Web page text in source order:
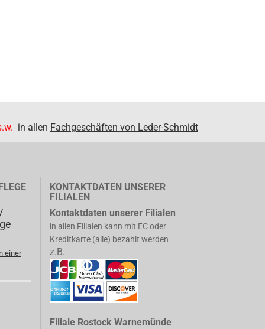
in allen Fachgeschäften von Leder-Schmidt
einer
KONTAKTDATEN UNSERER
FILIALEN
Kontaktdaten unserer Filialen
in allen Filialen kann mit EC oder
Kreditkarte (alle) bezahlt werden
z.B.
Filiale Rostock Warnemünde